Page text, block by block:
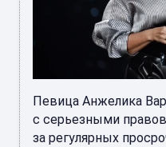
Певица Анжелика
с серьезными
за регулярных